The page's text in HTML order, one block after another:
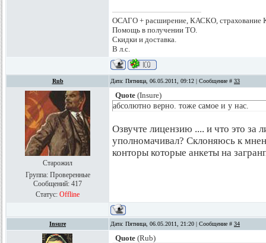
ОСАГО + расширение, КАСКО,
Помощь в получении ТО.
Скидки и доставка.
В л.с.
Rub Дата: Пятница, 06.05.2011, 09:12 | Сообщение # 33
Старожил
Группа: Проверенные
Сообщений: 417
Статус: Offline
Quote (Insure)
абсолютно верно. тоже самое и у нас.
Озвучте лицензию .... и что это за
уполномачивал? Склоняюсь к
конторы которые анкеты на
Insure Дата: Пятница, 06.05.2011, 21:20 | Сообщение # 34
Quote (Rub)